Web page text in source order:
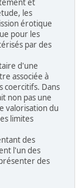
et
les
érotique
pour les
par des
d'une
associée à
coercitifs. Dans
non pas une
valorisation du
limites
des
l'un des
des